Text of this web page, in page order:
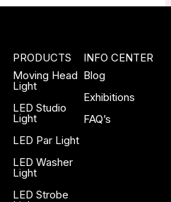
PRODUCTS
Moving Head
Light
LED Studio
Light
LED Par Light
LED Washer
Light
LED Strobe
INFO CENTER
Blog
Exhibitions
FAQ’s